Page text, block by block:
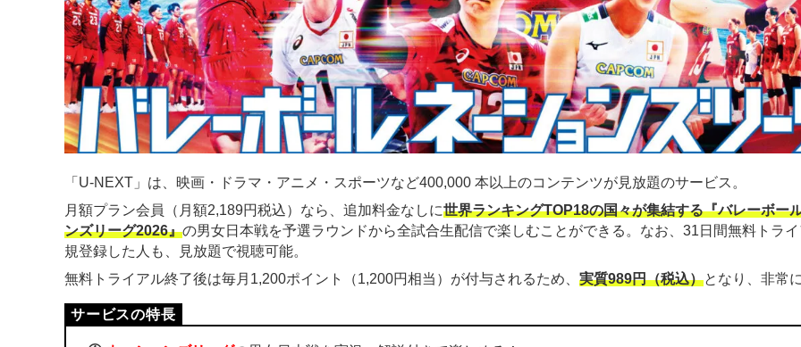
「U-NEXT」は、映画・ドラマ・アニメ・スポーツなど400,000 本以上のコンテンツが見放題のサービス。
月額プラン会員（月額2,189円税込）なら、追加料金なしに世界ランキングTOP18の国々が集結する『バレーボー
ンズリーグ2026』の男女日本戦を予選ラウンドから全試合生配信で楽しむことができる。なお、31日間無料トラ
規登録した人も、見放題で視聴可能。
無料トライアル終了後は毎月1,200ポイント（1,200円相当）が付与されるため、 実質989円（税込）となり、非常